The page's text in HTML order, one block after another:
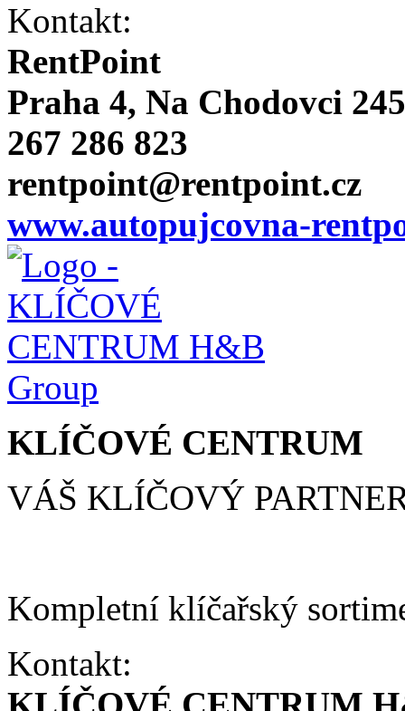
Kontakt:
RentPoint
Praha 4, Na Chodovci
267 286 823
rentpoint@rentpoint.cz
www.autopujcovna-
KLÍČOVÉ CENTRUM
VÁŠ KLÍČOVÝ
Kompletní klíčařský
Kontakt: